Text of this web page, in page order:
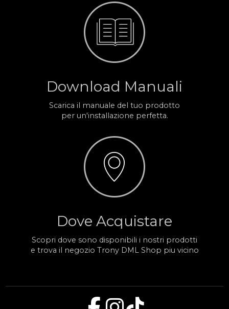
Download Manuali
Scarica il manuale del tuo prodotto
per un'installazione perfetta.
Dove Acquistare
Scopri dove sono disponibili i nostri prodotti
e trova il negozio Trony DML Shop piu vicino